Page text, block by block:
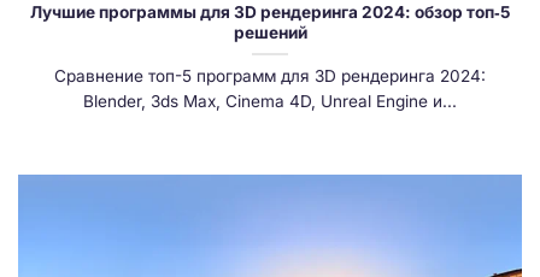
Лучшие программы для 3D рендеринга 2024: обзор топ‑5
решений
Сравнение топ-5 программ для 3D рендеринга 2024:
Blender, 3ds Max, Cinema 4D, Unreal Engine и...